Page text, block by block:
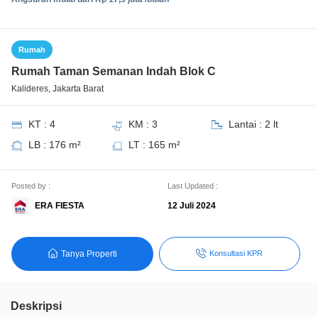
Rumah
Rumah Taman Semanan Indah Blok C
Kalideres, Jakarta Barat
KT : 4 KM : 3
Lantai : 2 lt
LB : 176 m²
LT : 165 m²
Posted by :
ERA FIESTA
Last Updated :
12 Juli 2024
Tanya Properti Konsultasi KPR
Deskripsi